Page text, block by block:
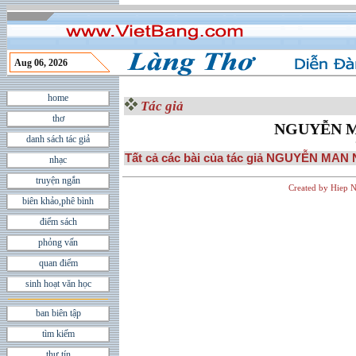
Aug 06, 2026
home
thơ
danh sách tác giả
nhạc
truyện ngắn
biên khảo,phê bình
điểm sách
phỏng vấn
quan điểm
sinh hoạt văn học
ban biên tập
tìm kiếm
Tác giả
NGUYỄN
Tất cả các bài của tác giả NGUYỄN MAN
Created by Hiep